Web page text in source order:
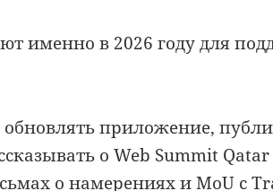
именно в 2026 году для
приложение,
о Web Summit
о намерениях и MoU с